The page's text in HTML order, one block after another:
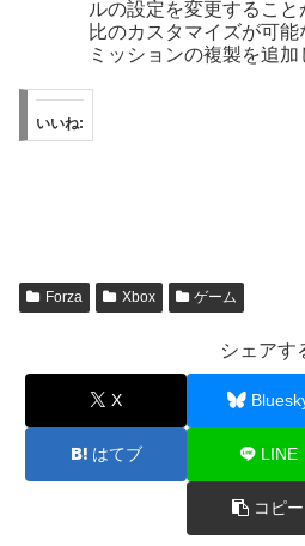
ルの設定を変更するこ
比のカスタマイズが可
ミッションの複製を追加
いいね:
Forza Xbox ゲーム
シェアす
X
はてブ LINE
コピー